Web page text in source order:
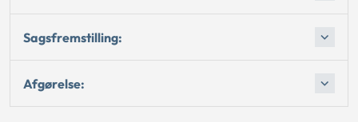
Sagsfremstilling:
Afgørelse: